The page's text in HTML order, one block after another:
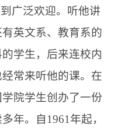
广泛欢迎。听他讲
英文系、教育系的
学生，后来连校内
常来听他的课。在
院学生创办了一份
年。自1961 年起，